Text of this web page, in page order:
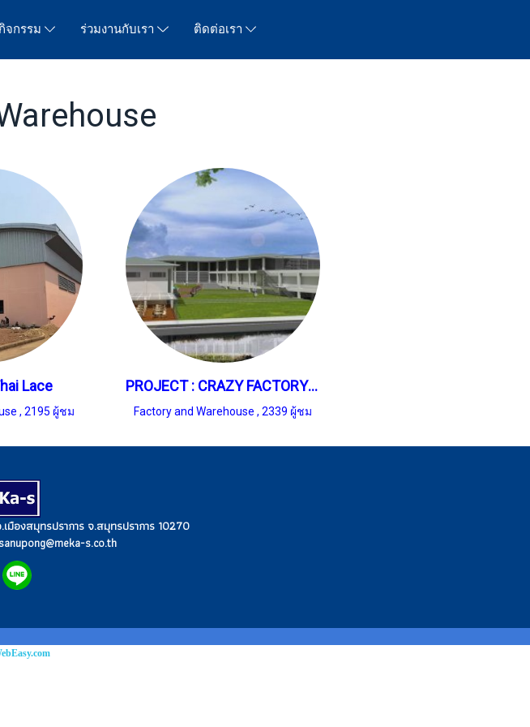
จกรรม ร่วมงานกับเรา ติดต่อเรา
Lace
, 2195 ผู้ชม
PROJECT : CRAZY FACTORY (BANG SARE)
Factory and Warehouse , 2339 ผู้ชม
มืองสมุทรปราการ จ.สมุทรปราการ 10270
s.co.th